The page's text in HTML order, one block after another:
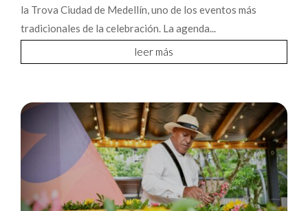
la Trova Ciudad de Medellín, uno de los eventos más
tradicionales de la celebración. La agenda...
leer más